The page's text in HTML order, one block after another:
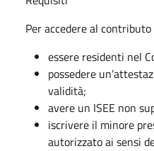
Per accedere al contributo
essere residenti nel
possedere
validità;
avere un ISEE non
iscrivere il minore
autorizzato ai sensi